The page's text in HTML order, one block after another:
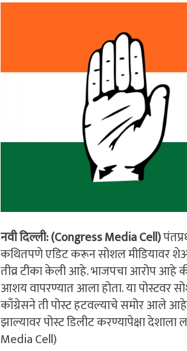
नवी दिल्ली: (Congress Media Cell)
कथितपणे एडिट करून सोशल मीडियावर
तीव्र टीका केली आहे. भाजपचा आरोप आहे
आशय वापरण्यात आला होता. या पोस्टवर
काँग्रेसने ती पोस्ट हटवल्याचे समोर आले
झाल्यावर पोस्ट डिलीट करण्यापेक्षा
Media Cell)